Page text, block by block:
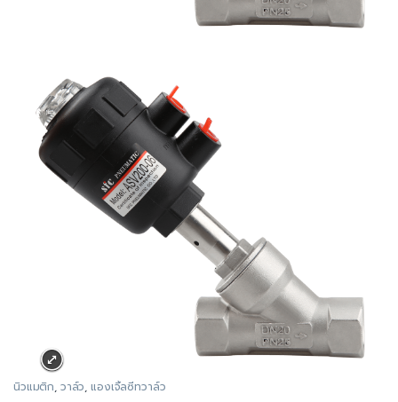
นิวแมติก, วาล์ว,แองเจิ้ลซีทวาล์ว